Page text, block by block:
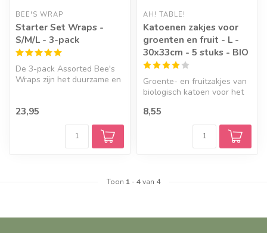
BEE'S WRAP
Starter Set Wraps -
S/M/L - 3-pack
De 3-pack Assorted Bee's
Wraps zijn het duurzame en
23,95
AH! TABLE!
Katoenen zakjes voor
groenten en fruit - L -
30x33cm - 5 stuks - BIO
Groente- en fruitzakjes van
biologisch katoen voor het
p...
8,55
Toon 1 -4van 4